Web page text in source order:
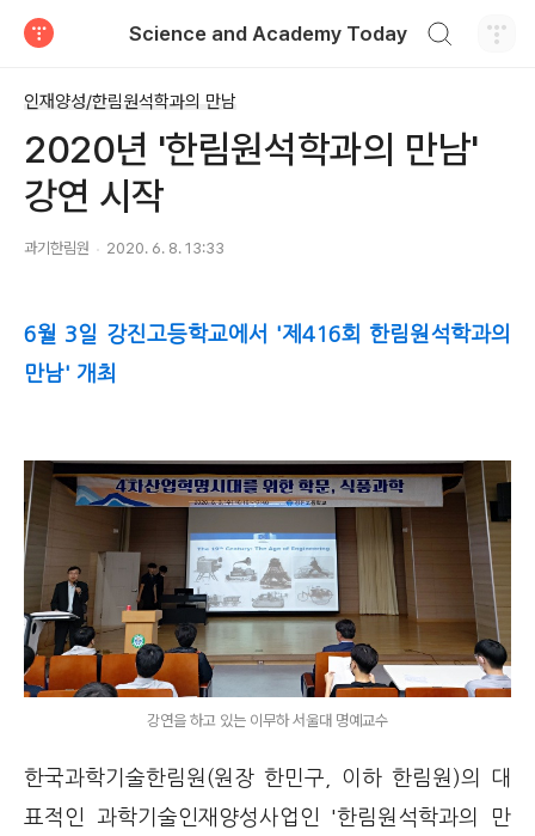
Science and Academy Today
인재양성/한림원석학과의 만남
2020년 '한림원석학과의 만남'
강연 시작
과기한림원 2020. 6. 8. 13:33
6월 3일 강진고등학교에서 '제416회 한림원석학과의
만남' 개최
강연을 하고 있는 이무하 서울대 명예교수
한국과학기술한림원(원장 한민구, 이하 한림원)의 대
표적인 과학기술인재양성사업인 '한림원석학과의 만